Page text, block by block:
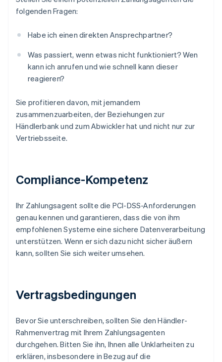
folgenden Fragen:
Habe ich einen direkten Ansprechpartner?
Was passiert, wenn etwas nicht funktioniert? Wen
kann ich anrufen und wie schnell kann dieser
reagieren?
Sie profitieren davon, mit jemandem
zusammenzuarbeiten, der Beziehungen zur
Händlerbank und zum Abwickler hat und nicht nur zur
Vertriebsseite.
Compliance-Kompetenz
Ihr Zahlungsagent sollte die PCI-DSS-Anforderungen
genau kennen und garantieren, dass die von ihm
empfohlenen Systeme eine sichere Datenverarbeitung
unterstützen. Wenn er sich dazu nicht sicher äußern
kann, sollten Sie sich weiter umsehen.
Vertragsbedingungen
Bevor Sie unterschreiben, sollten Sie den Händler-
Rahmenvertrag mit Ihrem Zahlungsagenten
durchgehen. Bitten Sie ihn, Ihnen alle Unklarheiten zu
erklären, insbesondere in Bezug auf die